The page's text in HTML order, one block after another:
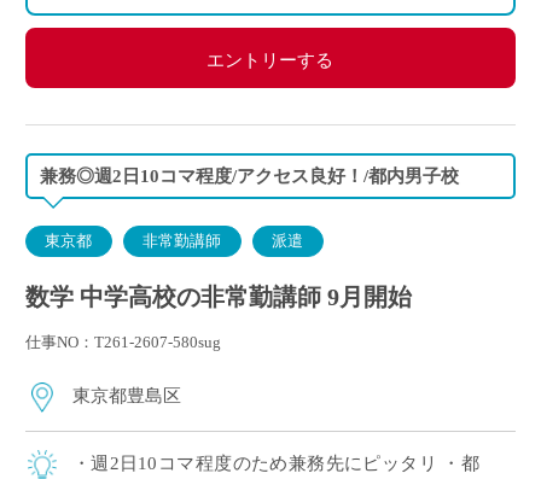
エントリーする
兼務◎週2日10コマ程度/アクセス良好！/都内男子校
東京都 非常勤講師 派遣
数学 中学高校の非常勤講師 9月開始
仕事NO：T261-2607-580sug
東京都豊島区
・週2日10コマ程度のため兼務先にピッタリ ・都